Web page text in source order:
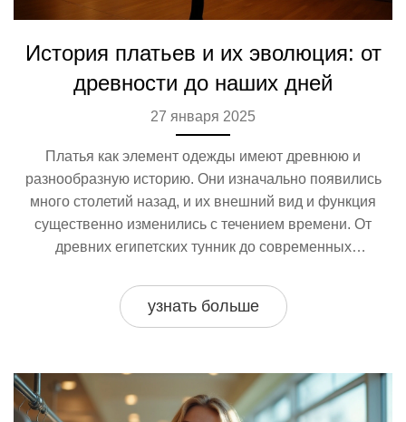
История платьев и их эволюция: от
древности до наших дней
27 января 2025
Платья как элемент одежды имеют древнюю и
разнообразную историю. Они изначально появились
много столетий назад, и их внешний вид и функция
существенно изменились с течением времени. От
древних египетских тунник до современных
человечество на протяжении тысячелетий. Сегодня они
остаются одним из самых популярных и
узнать больше